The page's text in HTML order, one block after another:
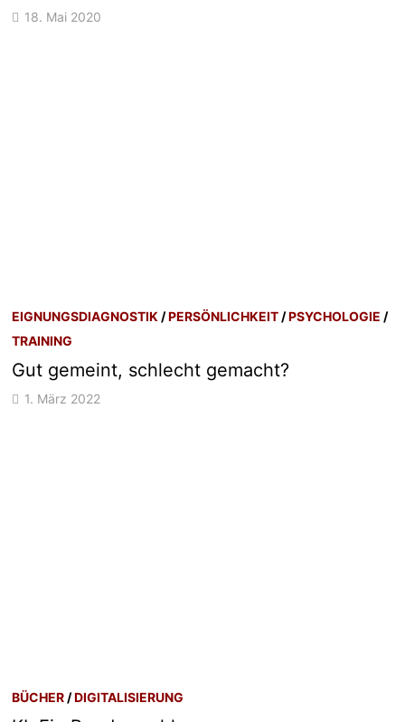
18. Mai 2020
EIGNUNGSDIAGNOSTIK /PERSÖNLICHKEIT /PSYCHOLOGIE /
TRAINING
Gut gemeint, schlecht gemacht?
1. März 2022
BÜCHER /DIGITALISIERUNG